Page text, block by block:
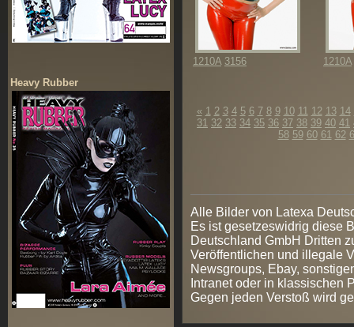
Heavy Rubber
1210A 3156 1210A
« 1 2 3 4 5 6 7 8 9 10 11 12 13 14
31 32 33 34 35 36 37 38 39 40 41
58 59 60 61 62
Alle Bilder von Latexa
Es ist gesetzeswidrig diese
Deutschland GmbH Dritten
Veröffentlichen und illegale
Newsgroups, Ebay,
Intranet oder in klassischen
Gegen jeden Verstoß wird